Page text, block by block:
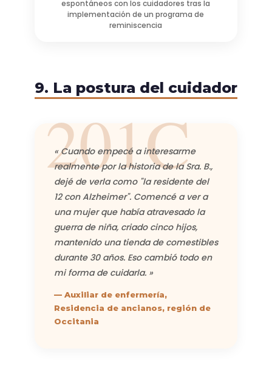
espontáneos con los cuidadores tras la
implementación de un programa de
reminiscencia
9. La postura del cuidador
« Cuando empecé a interesarme
realmente por la historia de la Sra. B.,
dejé de verla como "la residente del
12 con Alzheimer". Comencé a ver a
una mujer que había atravesado la
guerra de niña, criado cinco hijos,
mantenido una tienda de comestibles
durante 30 años. Eso cambió todo en
mi forma de cuidarla. »
— Auxiliar de enfermería,
Residencia de ancianos, región de
Occitania